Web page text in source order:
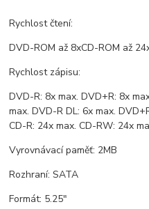
Rychlost čtení:
DVD-ROM až 8xCD-ROM až
Rychlost zápisu:
DVD-R: 8x max. DVD+R: 8x
max. DVD-R DL: 6x max.
CD-R: 24x max. CD-RW: 24x
Vyrovnávací paměť: 2MB
Rozhraní: SATA
Formát: 5.25"